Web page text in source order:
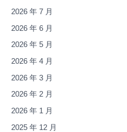
2026 年 7 月
2026 年 6 月
2026 年 5 月
2026 年 4 月
2026 年 3 月
2026 年 2 月
2026 年 1 月
2025 年 12 月